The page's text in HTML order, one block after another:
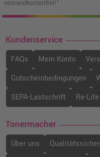
versandkostenfrei!¹
Kundenservice
FAQs Mein Konto
Gutscheinbedingungen
SEPA-Lastschrift
Re-
Tonermacher
Über uns